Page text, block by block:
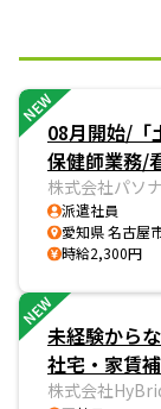
NEW
08月開始/「
保健師業務/
株式会社パソナ
派遣社員
愛知県 名古屋
時給2,300円
NEW
未経験から
社宅・家賃
株式会社